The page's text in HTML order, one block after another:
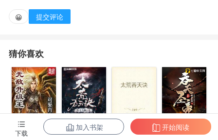
于是他写《三国演义》《楚汉争霸》《隋唐演义》
他的笔下，降临此世。
他还写《聊斋》《西游记》《封神演义》《洪荒无
量》，满天神佛，三清鸿钧，都在此映照万古。
对了，是不是还可以写《金xx》呢？
😀 提交评论
猜你喜欢
无敌升级王
柳无邪和徐凌
太荒吞天诀
吞天圣帝
下载
加入书架 开始阅读